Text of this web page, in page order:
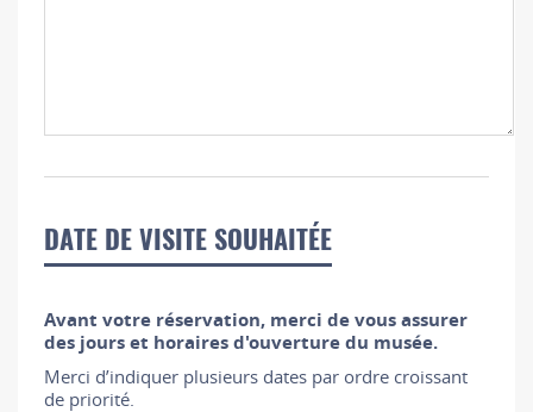
DATE DE VISITE SOUHAITÉE
Avant votre réservation, merci de vous assurer
des jours et horaires d'ouverture du musée.
Merci d’indiquer plusieurs dates par ordre croissant
de priorité.